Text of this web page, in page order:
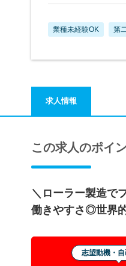
業種未経験OK 第
求人情報
この求人のポイ
＼ローラー製造で
働きやすさ◎世界
志望動機・